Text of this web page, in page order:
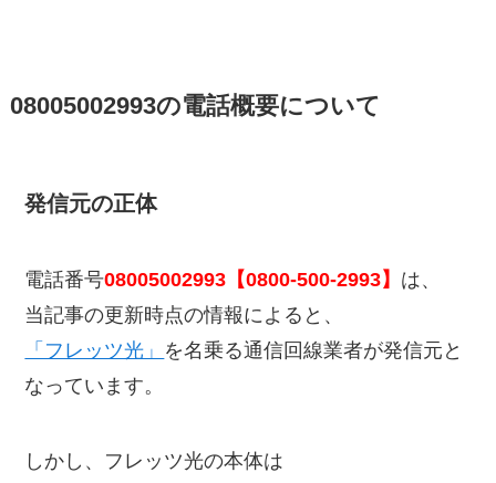
08005002993の電話概要について
発信元の正体
電話番号08005002993【0800-500-2993】 は、
当記事の更新時点の情報によると、
「フレッツ光」 を名乗る通信回線業者が発信元と
なっています。
しかし、フレッツ光の本体は